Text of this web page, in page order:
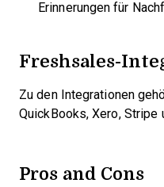
Erinnerungen für
Freshsales-
Zu den Integrationen
QuickBooks, Xero, Stripe
Pros and Cons